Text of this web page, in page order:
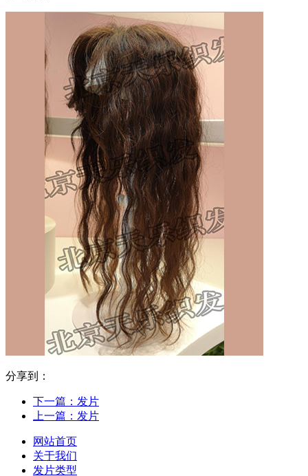
分享到：
下一篇： 发片
上一篇： 发片
网站首页
关于我们
发片类型